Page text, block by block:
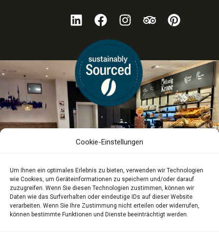
Cookie-Einstellungen
Um Ihnen ein optimales Erlebnis zu bieten, verwenden wir Technologien
wie Cookies, um Geräteinformationen zu speichern und/oder darauf
zuzugreifen. Wenn Sie diesen Technologien zustimmen, können wir
Daten wie das Surfverhalten oder eindeutige IDs auf dieser Website
verarbeiten. Wenn Sie Ihre Zustimmung nicht erteilen oder widerrufen,
können bestimmte Funktionen und Dienste beeinträchtigt werden.